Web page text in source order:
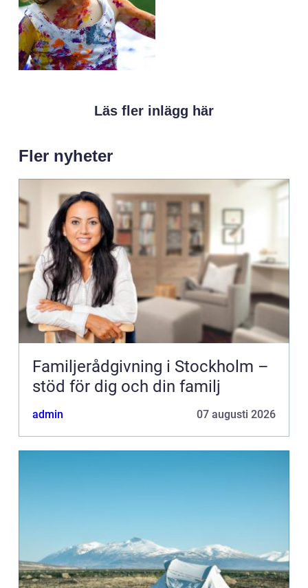
Läs fler inlägg här
Fler nyheter
Familjerådgivning i Stockholm –
stöd för dig och din familj
admin 07 augusti 2026